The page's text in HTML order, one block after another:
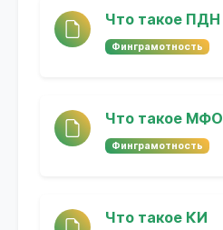
Что такое ПДН
Финграмотность
Что такое МФО
Финграмотность
Что такое КИ